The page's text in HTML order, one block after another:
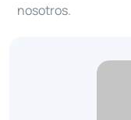
nosotros.